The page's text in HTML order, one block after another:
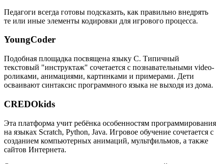
Педагоги всегда готовы подсказать, как правильно внедрять
те или иные элементы кодировки для игрового процесса.
YoungCoder
Подобная площадка посвящена языку C. Типичный
текстовый "инструктаж" сочетается с познавательными video-
роликами, анимациями, картинками и примерами. Дети
осваивают синтаксис программного языка не выходя из дома.
CREDOkids
Эта платформа учит ребёнка особенностям программирования
на языках Scratch, Python, Java. Игровое обучение сочетается с
созданием компьютерных анимаций, мультфильмов, а также
сайтов Интернета.